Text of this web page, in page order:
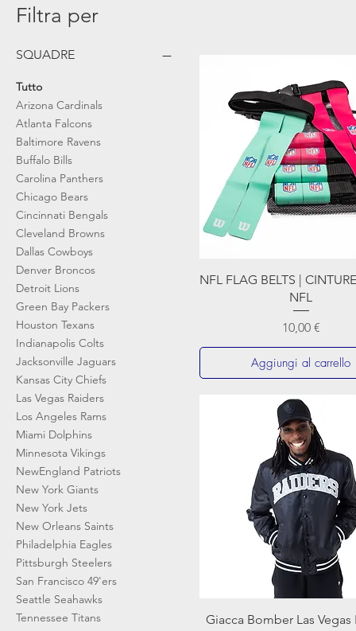
Filtra per
SQUADRE
Tutto
Arizona Cardinals
Atlanta Falcons
Baltimore Ravens
Buffalo Bills
Carolina Panthers
Chicago Bears
Cincinnati Bengals
Cleveland Browns
Dallas Cowboys
Denver Broncos
Detroit Lions
Green Bay Packers
Houston Texans
Indianapolis Colts
Jacksonville Jaguars
Kansas City Chiefs
Las Vegas Raiders
Los Angeles Rams
Miami Dolphins
Minnesota Vikings
NewEngland Patriots
New York Giants
New York Jets
New Orleans Saints
Philadelphia Eagles
Pittsburgh Steelers
San Francisco 49'ers
Seattle Seahawks
Tennessee Titans
Vista rapida
NFL FLAG BELTS |
NFL
Prezzo
10,00 €
Aggiungi al carrello
Vista rapida
Giacca Bomber Las Vegas